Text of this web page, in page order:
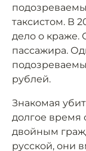
таксистом. В
дело о краже.
пассажира.
рублей.
Знакомая
долгое время
двойным
русской, они